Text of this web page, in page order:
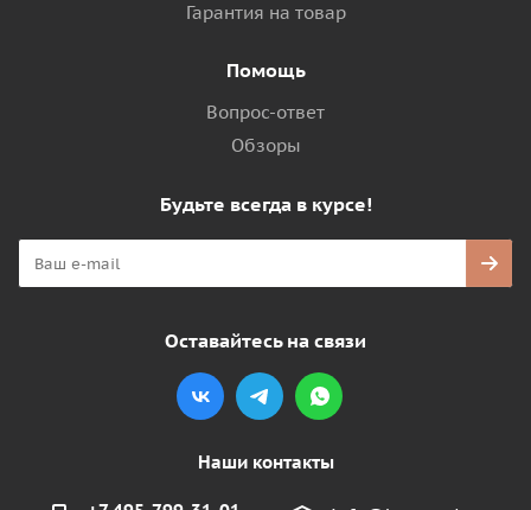
Гарантия на товар
Помощь
Вопрос-ответ
Обзоры
Будьте всегда в курсе!
Оставайтесь на связи
Наши контакты